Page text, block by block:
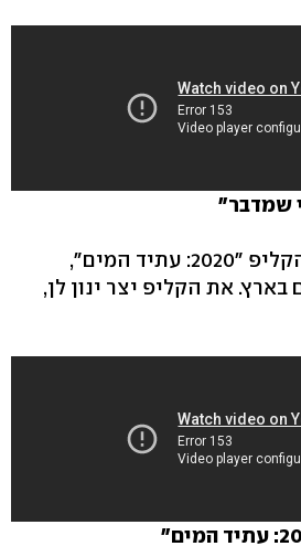
שמדבר"
במקום השלישי זכה הקליפ "2020: עתיד המים",
את הקליפ יצר ינון לן,